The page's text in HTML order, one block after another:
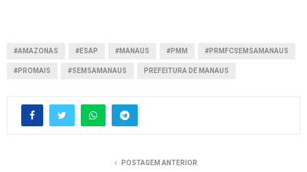
#AMAZONAS #ESAP #MANAUS #PMM #PRMFCSEMSAMANAUS
#PROMAIS #SEMSAMANAUS PREFEITURA DE MANAUS
POSTAGEM ANTERIOR